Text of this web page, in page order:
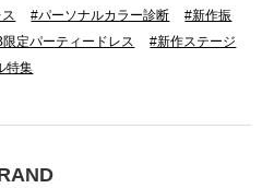
#パーソナルカラー診断
#新作振
限定パーティードレス
#新作ステージ
特集